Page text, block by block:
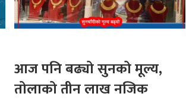
आज पनि बढ्यो सुनको मूल्य,
तोलाको तीन लाख नजिक